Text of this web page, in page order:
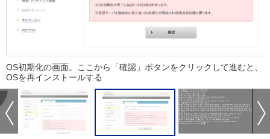
OS初期化の画面。ここから「確認」ボタンをクリックして進むと、
OSを再インストールする